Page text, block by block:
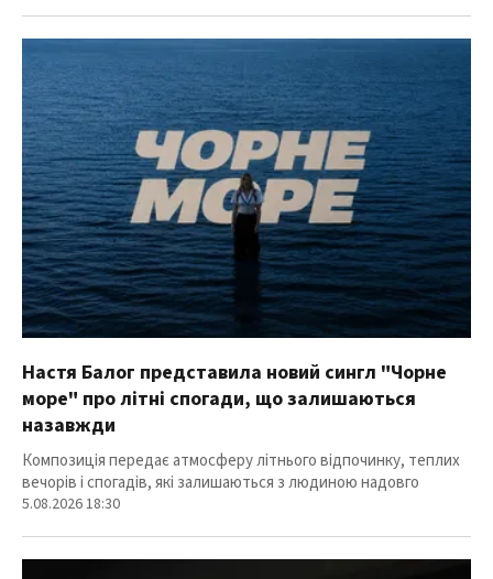
Настя Балог представила новий сингл "Чорне
море" про літні спогади, що залишаються
назавжди
Композиція передає атмосферу літнього відпочинку, теплих
вечорів і спогадів, які залишаються з людиною надовго
5.08.2026 18:30